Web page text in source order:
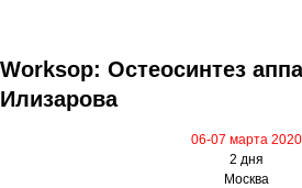
Worksop: Остеосинтез
Илизарова
06-07 марта 2020
2 дня
Москва